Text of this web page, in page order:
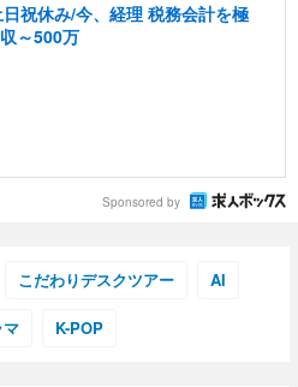
祝休み/今、経理 税務会計を極
～500万
Sponsored by
こだわりデスクツアー AI
K-POP